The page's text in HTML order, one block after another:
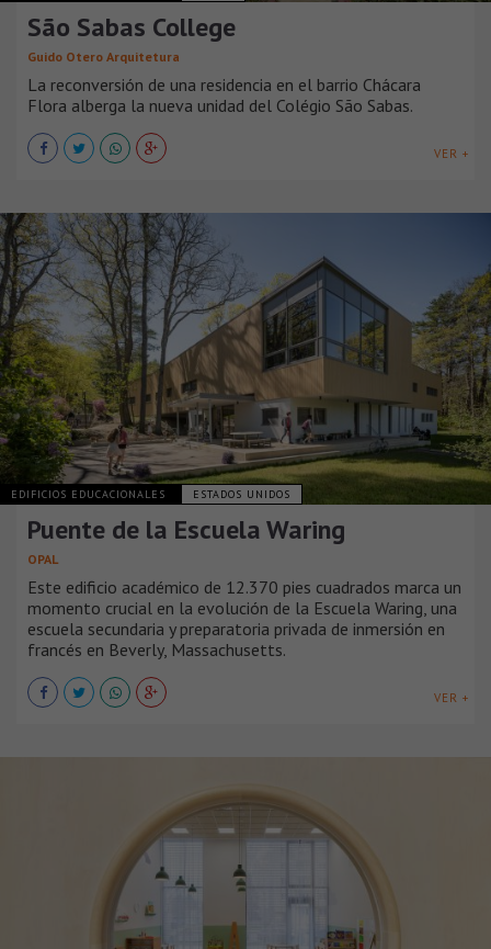
São Sabas College
Guido Otero Arquitetura
La reconversión de una residencia en el barrio Chácara
Flora alberga la nueva unidad del Colégio São Sabas.
VER +
EDIFICIOS EDUCACIONALES ESTADOS UNIDOS
Puente de la Escuela Waring
OPAL
Este edificio académico de 12.370 pies cuadrados marca un
momento crucial en la evolución de la Escuela Waring, una
escuela secundaria y preparatoria privada de inmersión en
francés en Beverly, Massachusetts.
VER +